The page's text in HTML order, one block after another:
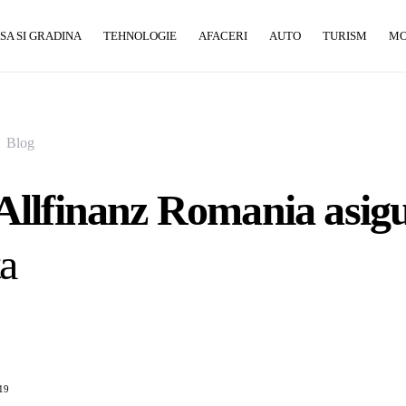
SI GRADINA TEHNOLOGIE AFACERI AUTO TURISM
Blog
Romania